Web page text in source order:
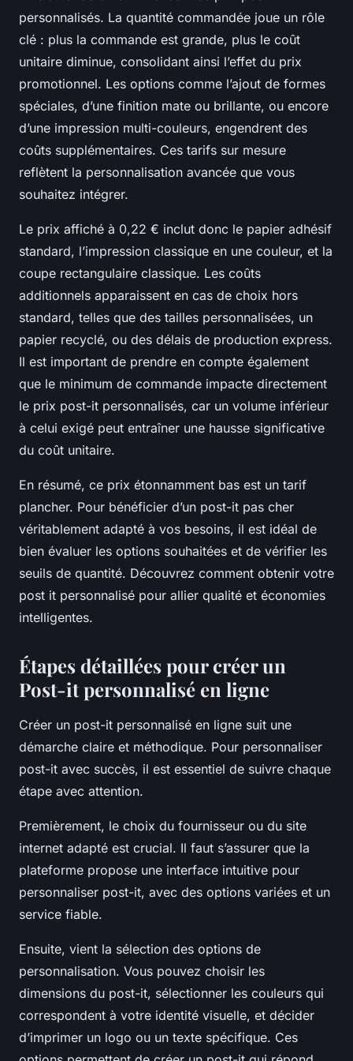
personnalisés. La quantité commandée joue un rôle
clé : plus la commande est grande, plus le coût
unitaire diminue, consolidant ainsi l’effet du prix
promotionnel. Les options comme l’ajout de formes
spéciales, d’une finition mate ou brillante, ou encore
d’une impression multi-couleurs, engendrent des
coûts supplémentaires. Ces tarifs sur mesure
reflètent la personnalisation avancée que vous
souhaitez intégrer.
Le prix affiché à 0,22 € inclut donc le papier adhésif
standard, l’impression classique en une couleur, et la
coupe rectangulaire classique. Les coûts
additionnels apparaissent en cas de choix hors
standard, telles que des tailles personnalisées, un
papier recyclé, ou des délais de production express.
Il est important de prendre en compte également
que le minimum de commande impacte directement
le prix post-it personnalisés, car un volume inférieur
à celui exigé peut entraîner une hausse significative
du coût unitaire.
En résumé, ce prix étonnamment bas est un tarif
plancher. Pour bénéficier d’un post-it pas cher
véritablement adapté à vos besoins, il est idéal de
bien évaluer les options souhaitées et de vérifier les
seuils de quantité. Découvrez comment obtenir votre
post it personnalisé pour allier qualité et économies
intelligentes.
Étapes détaillées pour créer un
Post-it personnalisé en ligne
Créer un post-it personnalisé en ligne suit une
démarche claire et méthodique. Pour personnaliser
post-it avec succès, il est essentiel de suivre chaque
étape avec attention.
Premièrement, le choix du fournisseur ou du site
internet adapté est crucial. Il faut s’assurer que la
plateforme propose une interface intuitive pour
personnaliser post-it, avec des options variées et un
service fiable.
Ensuite, vient la sélection des options de
personnalisation. Vous pouvez choisir les
dimensions du post-it, sélectionner les couleurs qui
correspondent à votre identité visuelle, et décider
d’imprimer un logo ou un texte spécifique. Ces